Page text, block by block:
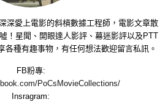
深愛上電影的斜槓數據工程師，電影文章散
！星聞、開眼達人影評、幕迷影評以及PTT
各種有趣事物，有任何想法歡迎留言私訊。
FB粉專:
PoCsMovieCollections/
Insragram: